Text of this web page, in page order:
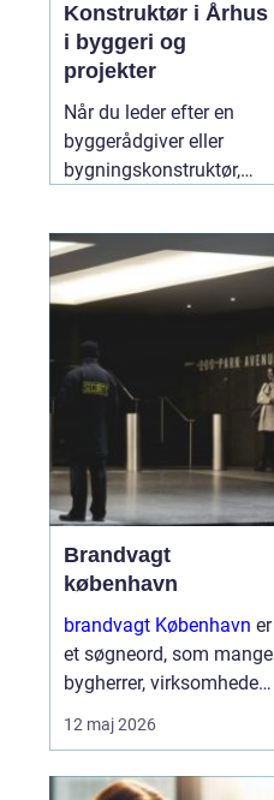
Konstruktør i Århus
i byggeri og
projekter
Når du leder efter en
byggerådgiver eller
bygningskonstruktør,
tryghed,
gennemsigtighed og en
løsning, der både holder
økonomisk og
byggeteknisk. Søger du
en god "
10 juli 2026
Brandvagt
københavn
brandvagt København er
et søgneord, som mange
bygherrer, virksomheder
og arrangører søger på,
når de skal sikre arbejde
12 maj 2026